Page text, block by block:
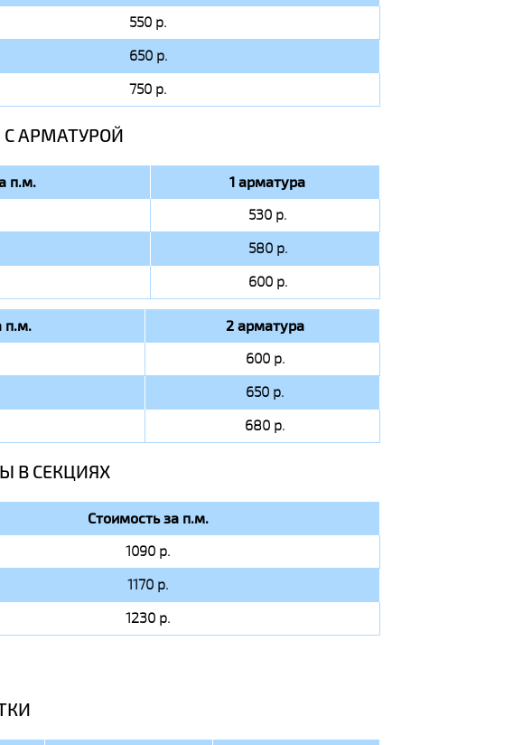
550 р.
650 р.
750 р.
АРМАТУРОЙ
п.м. 1 арматура
530 р.
580 р.
600 р.
п.м. 2 арматура
600 р.
650 р.
680 р.
В СЕКЦИЯХ
Стоимость за п.м.
1090 р.
1170 р.
1230 р.